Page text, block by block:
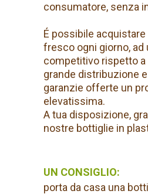
consumatore, senza
É possibile
fresco ogni giorno, ad
competitivo rispetto a
grande distribuzione
garanzie offerte un
elevatissima.
A tua disposizione,
nostre bottiglie in
UN CONSIGLIO:
porta da casa una